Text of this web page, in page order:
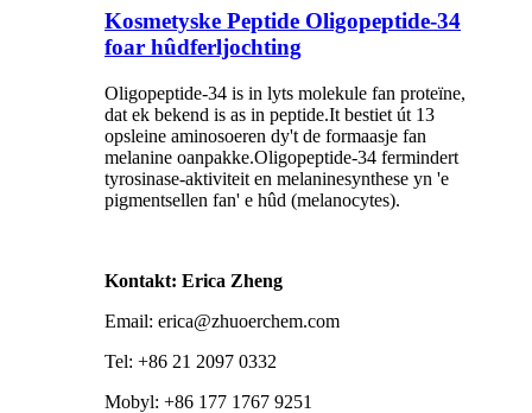
Kosmetyske Peptide Oligopeptide-34
foar hûdferljochting
Oligopeptide-34 is in lyts molekule fan proteïne,
dat ek bekend is as in peptide.It bestiet út 13
opsleine aminosoeren dy't de formaasje fan
melanine oanpakke.Oligopeptide-34 fermindert
tyrosinase-aktiviteit en melaninesynthese yn 'e
pigmentsellen fan' e hûd (melanocytes).
Kontakt: Erica Zheng
Email: erica@zhuoerchem.com
Tel: +86 21 2097 0332
Mobyl: +86 177 1767 9251